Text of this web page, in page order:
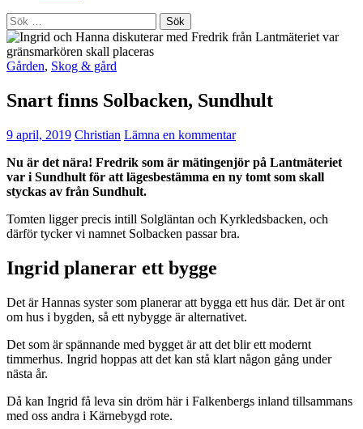
Sök
efter:
Gården, Skog & gård
Snart finns Solbacken, Sundhult
9 april, 2019 Christian Lämna en kommentar
Nu är det nära! Fredrik som är mätingenjör på Lantmäteriet
var i Sundhult för att lägesbestämma en ny tomt som skall
styckas av från Sundhult.
Tomten ligger precis intill Solgläntan och Kyrkledsbacken, och
därför tycker vi namnet Solbacken passar bra.
Ingrid planerar ett bygge
Det är Hannas syster som planerar att bygga ett hus där. Det är ont
om hus i bygden, så ett nybygge är alternativet.
Det som är spännande med bygget är att det blir ett modernt
timmerhus. Ingrid hoppas att det kan stå klart någon gång under
nästa år.
Då kan Ingrid få leva sin dröm här i Falkenbergs inland tillsammans
med oss andra i Kärnebygd rote.